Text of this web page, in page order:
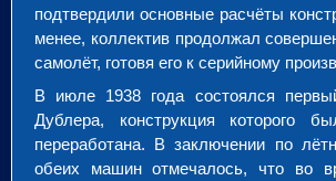
подтвердили основные расчёты
менее, коллектив продолжал
самолёт, готовя его к серийному
В июле 1938 года состоялся
Дублера, конструкция которого
переработана. В заключении по
обеих машин отмечалось, что во